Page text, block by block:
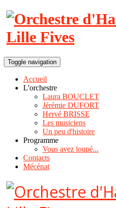
Toggle navigation
Accueil
L'orchestre
Laura BOUCLET
Jérémie DUFORT
Hervé BRISSE
Les musiciens
Un peu d'histoire
Programme
Vous avez loupé...
Contacts
Mécénat